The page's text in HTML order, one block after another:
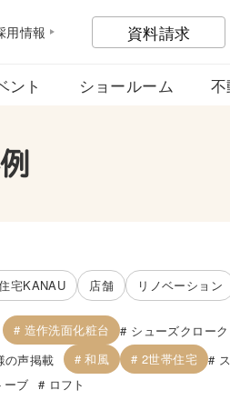
用情報 資料請求
ント ショールーム
宅KANAU 店舗 リノベーション
造作洗面化粧台 シューズクローク
の声掲載 和風 2世帯住宅
ーブ
ロフト